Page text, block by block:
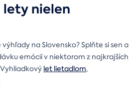
lety nielen
na Slovensko? Splňte si sen a
emócií v niektorom z najkrajších
let lietadlom,